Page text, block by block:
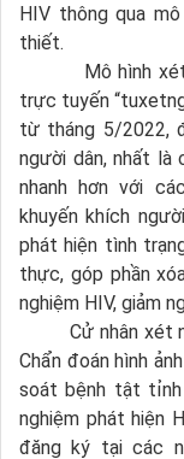
HIV thông qua
thiết.
Mô hình xét
trực tuyến
từ tháng 5/2022,
người dân, nhất
nhanh hơn với
khuyến khích
phát hiện tình
thực, góp phần
nghiệm HIV, giảm
Cử nhân xét
Chẩn đoán hình
soát bệnh tật tỉnh
nghiệm phát hiện
đăng ký tại các